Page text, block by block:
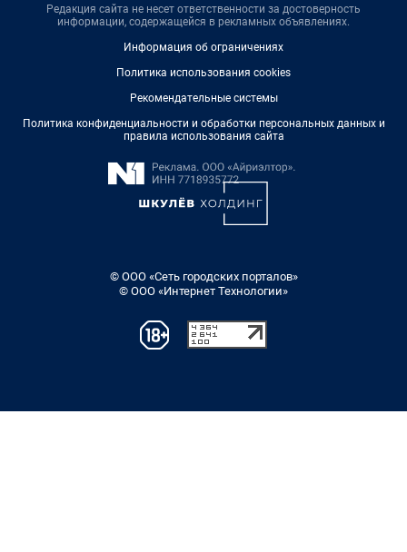
Редакция сайта не несет ответственности за достоверность
информации, содержащейся в рекламных объявлениях.
Информация об ограничениях
Политика использования cookies
Рекомендательные системы
Политика конфиденциальности и обработки персональных данных и
правила использования сайта
© ООО «Сеть городских порталов»
© ООО «Интернет Технологии»